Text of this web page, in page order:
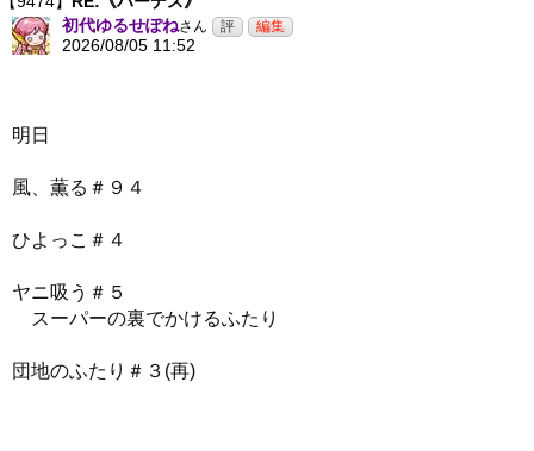
初代ゆるせぽねさん
2026/08/05 11:52
明日
風、薫る＃９４
ひよっこ＃４
ヤニ吸う＃５
スーパーの裏でかけるふたり
団地のふたり＃３(再)